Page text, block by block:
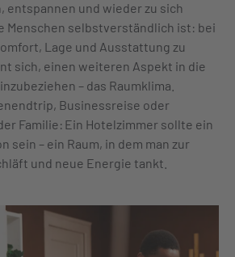
entspannen und wieder zu sich
Menschen selbstverständlich ist: bei
Lage und Ausstattung zu
sich, einen weiteren Aspekt in die
– das Raumklima.
Businessreise oder
Familie: Ein Hotelzimmer sollte ein
sein – ein Raum, in dem man zur
und neue Energie tankt.